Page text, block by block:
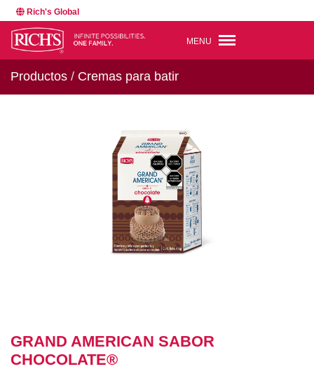
Rich's Global
MENU
Productos / Cremas para batir
GRAND AMERICAN SABOR
CHOCOLATE®